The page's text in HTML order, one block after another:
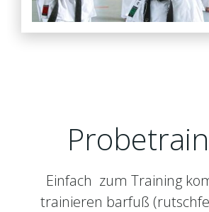
Einfach zum Training
trainieren barfuß